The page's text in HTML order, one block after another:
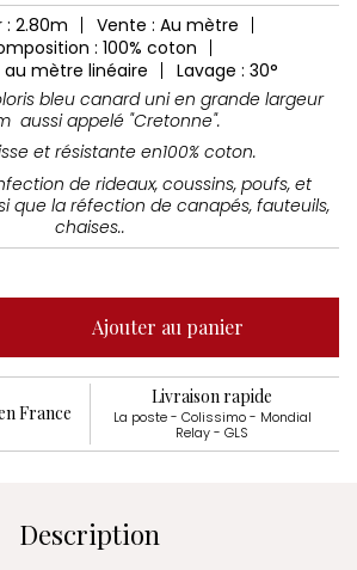
: 2.80m
Vente : Au mètre
: 100% coton
au mètre linéaire
Lavage : 30°
bleu canard uni en grande largeur
aussi appelé "Cretonne".
et résistante en100% coton.
de rideaux, coussins, poufs, et
que la réfection de canapés, fauteuils,
chaises..
Ajouter au panier
France
Livraison rapide
La poste - Colissimo - Mondial
Relay - GLS
Description